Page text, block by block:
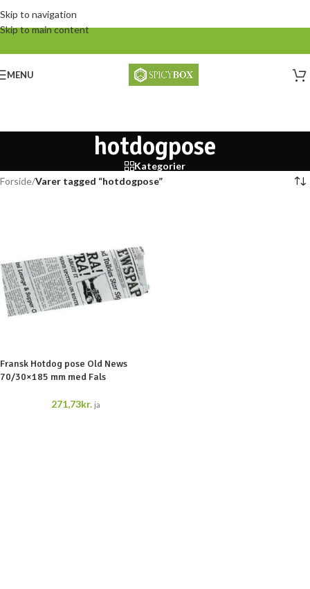
Skip to navigation
Skip to main content
MENU
hotdogpose
Kategorier
Forside/Varer tagged “hotdogpose”
Fransk Hotdog pose Old News
70/30×185 mm med Fals
271,73kr. ja